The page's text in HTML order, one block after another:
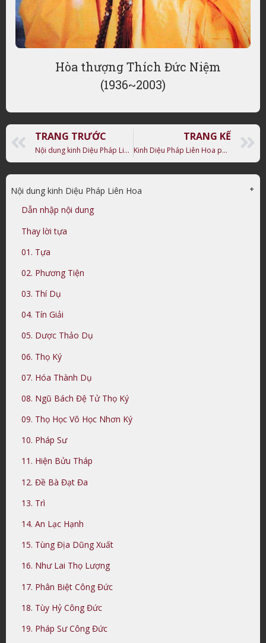
Hòa thượng Thích Đức Niệm
(1936~2003)
TRANG TRƯỚC
Nội dung kinh Diệu Pháp Liên Hoa – Dẫn nhập
TRANG KẾ
Kinh Diệu Pháp Liên Hoa phẩm 1: Tựa
Nội dung kinh Diệu Pháp Liên Hoa
Dẫn nhập nội dung
Thay lời tựa
01. Tựa
02. Phương Tiện
03. Thí Dụ
04. Tín Giải
05. Dược Thảo Dụ
06. Thọ Ký
07. Hóa Thành Dụ
08. Ngũ Bách Đệ Tử Thọ Ký
09. Thọ Học Vô Học Nhơn Ký
10. Pháp Sư
11. Hiện Bửu Tháp
12. Đề Bà Đạt Đa
13. Trì
14. An Lạc Hạnh
15. Tùng Địa Dũng Xuất
16. Như Lai Thọ Lượng
17. Phân Biệt Công Đức
18. Tùy Hỷ Công Đức
19. Pháp Sư Công Đức